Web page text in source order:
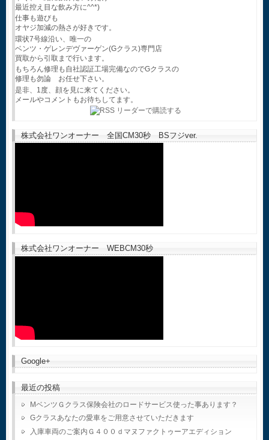
最近控え目な飲み方に^^*)
仕事も遊びも
オヤジ加減の熱さが好きです。
環状7号線沿い、唯一の
ベンツ・ゲレンデヴァーゲン(Gクラス)専門店
買取から引取まで行います。
もちろん修理も自社認証工場完備なのでGクラスの
修理も勿論 お任せ下さい。
是非、1度、顔を見に来てください。
メールやコメントもお待ちしてます。
株式会社ワンオーナー 全国CM30秒 BSフジver.
株式会社ワンオーナー WEBCM30秒
Google+
最近の投稿
MベンツＧクラス保険会社のロードサービス使った事あります？
Gクラスあなたの愛車をご用意させていただきます
入庫車両のご案内Ｇ４００ｄマヌファクトゥーアエディション